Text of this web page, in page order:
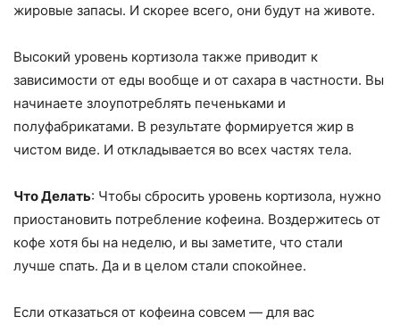
жировые запасы. И скорее всего, они будут на животе.
Высокий уровень кортизола также приводит к
зависимости от еды вообще и от сахара в частности. Вы
начинаете злоупотреблять печеньками и
полуфабрикатами. В результате формируется жир в
чистом виде. И откладывается во всех частях тела.
Что Делать: Чтобы сбросить уровень кортизола, нужно
приостановить потребление кофеина. Воздержитесь от
кофе хотя бы на неделю, и вы заметите, что стали
лучше спать. Да и в целом стали спокойнее.
Если отказаться от кофеина совсем — для вас